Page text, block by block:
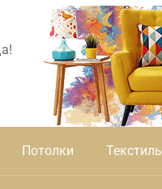
Потолки Текстиль